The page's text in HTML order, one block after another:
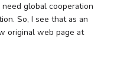
global cooperation
So, I see that as an
original web page at